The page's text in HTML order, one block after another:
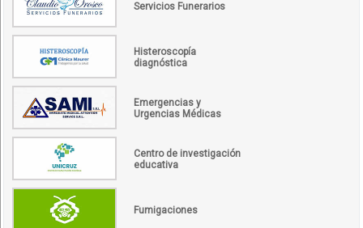
Servicios Funerarios
Histeroscopía
diagnóstica
Emergencias y
Urgencias Médicas
Centro de investigación
educativa
Fumigaciones